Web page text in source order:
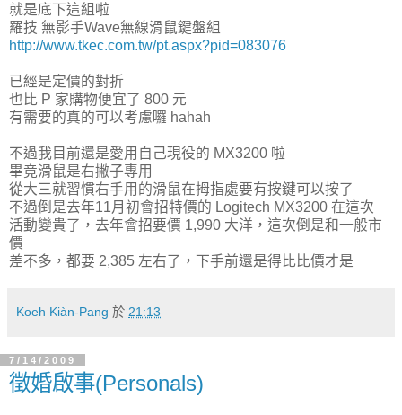
就是底下這組啦
羅技 無影手Wave無線滑鼠鍵盤組
http://www.tkec.com.tw/pt.aspx?pid=083076
已經是定價的對折
也比 P 家購物便宜了 800 元
有需要的真的可以考慮囉 hahah
不過我目前還是愛用自己現役的 MX3200 啦
畢竟滑鼠是右撇子專用
從大三就習慣右手用的滑鼠在拇指處要有按鍵可以按了
不過倒是去年11月初會招特價的 Logitech MX3200 在這次
活動變貴了，去年會招要價 1,990 大洋，這次倒是和一般市
價
差不多，都要 2,385 左右了，下手前還是得比比價才是
Koeh Kiàn-Pang 於 21:13
7/14/2009
徵婚啟事(Personals)